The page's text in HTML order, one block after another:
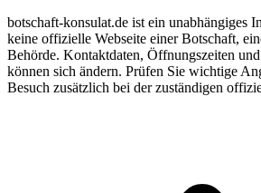
botschaft-konsulat.de ist ein unabhängiges
keine offizielle Webseite einer Botschaft,
Behörde. Kontaktdaten, Öffnungszeiten
können sich ändern. Prüfen Sie wichtige
Besuch zusätzlich bei der zuständigen